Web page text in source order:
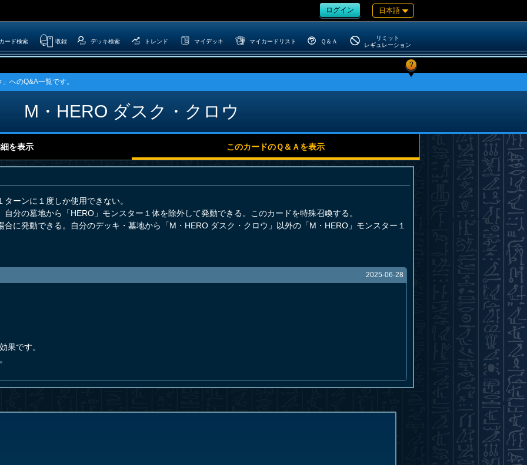
ログイン 日本語
ード検索 収録 デッキ検索 トレンド マイデッキ マイカードリスト Ｑ＆Ａ
リミット
レギュレーション
?
へのQ&A一覧です。
M・HERO ダスク・クロウ
を表示 このカードのＱ＆Ａを表示
ーンに１度しか使用できない。
分の墓地から「HERO」モンスター１体を除外して発動できる。このカードを特殊召喚する。
に発動できる。自分のデッキ・墓地から「M・HERO ダスク・クロウ」以外の「M・HERO」モンスター１
2025-06-28
果です。